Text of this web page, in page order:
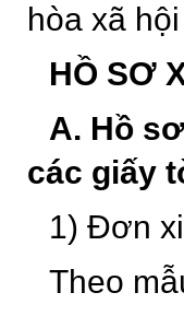
hòa xã
HỒ SƠ
A. Hồ
các giấy
1) Đơn
Theo